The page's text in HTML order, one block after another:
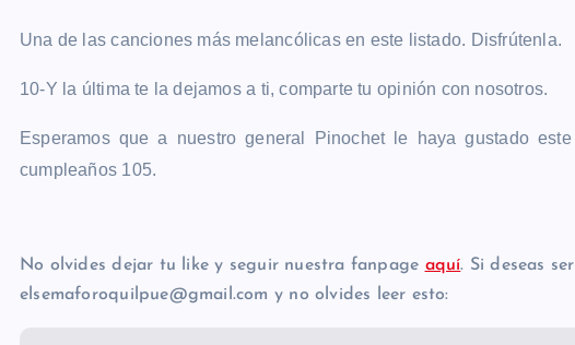
Una de las canciones más melancólicas en este listado. Disfrútenla.
10-Y la última te la dejamos a ti, comparte tu opinión con nosotros.
Esperamos que a nuestro general Pinochet le haya gustado este
cumpleaños 105.
No olvides dejar tu like y seguir nuestra fanpage aquí. Si deseas
elsemaforoquilpue@gmail.com y no olvides leer esto: